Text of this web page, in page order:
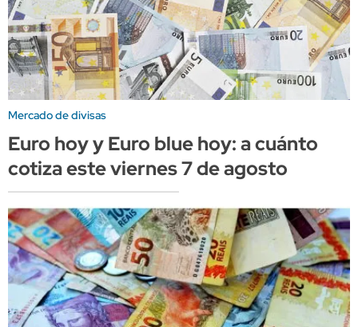
Mercado de divisas
Euro hoy y Euro blue hoy: a cuánto
cotiza este viernes 7 de agosto